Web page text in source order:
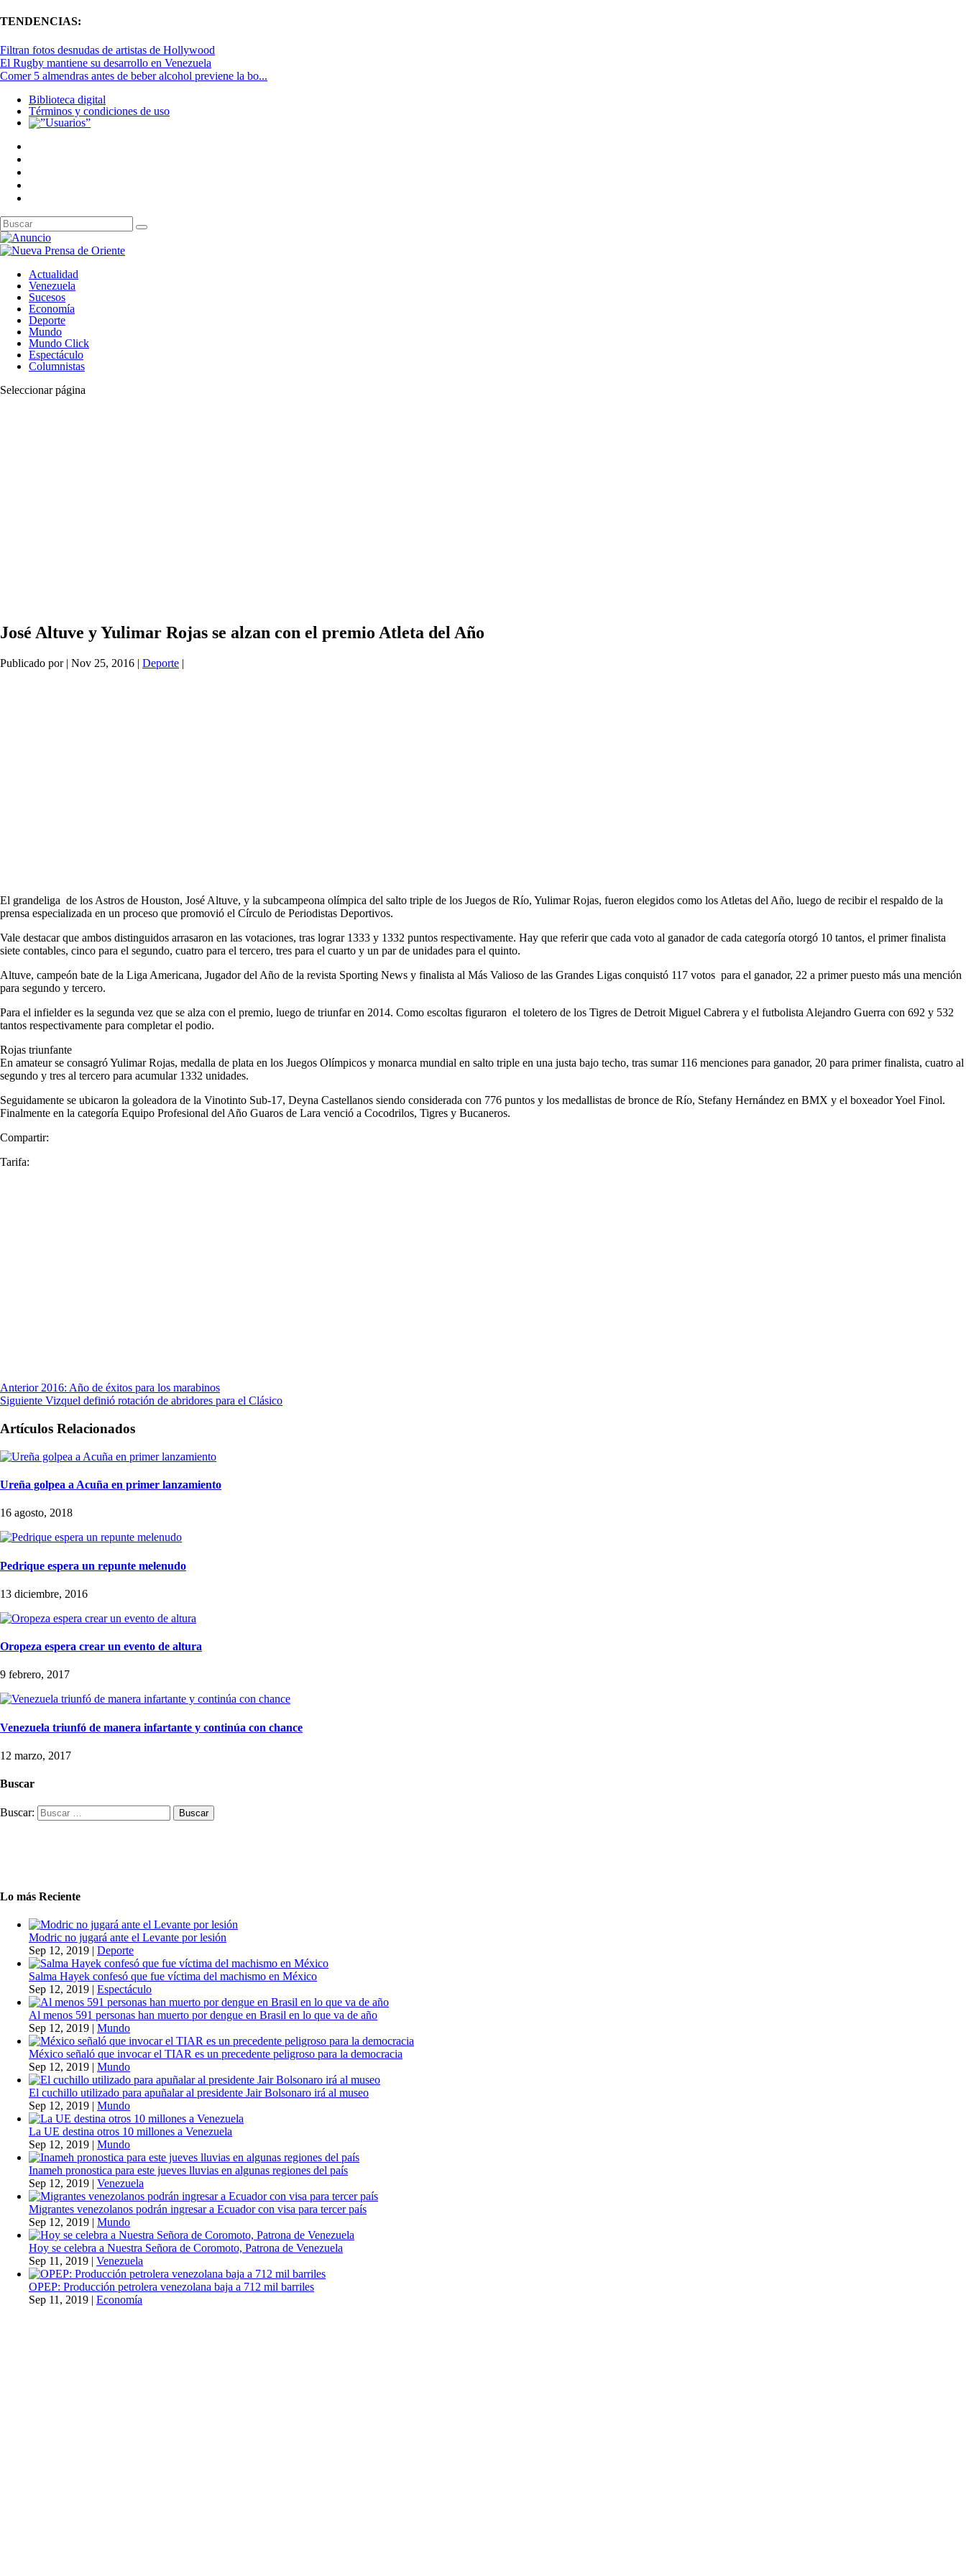
TENDENCIAS:
Filtran fotos desnudas de artistas de Hollywood
El Rugby mantiene su desarrollo en Venezuela
Comer 5 almendras antes de beber alcohol previene la bo...
Biblioteca digital
Términos y condiciones de uso
Actualidad
Venezuela
Sucesos
Economía
Deporte
Mundo
Mundo Click
Espectáculo
Columnistas
Seleccionar página
José Altuve y Yulimar Rojas se alzan con el premio Atleta del Año
Publicado por | Nov 25, 2016 | Deporte |
El grandeliga de los Astros de Houston, José Altuve, y la subcampeona olímpica del salto triple de los Juegos de Río, Yulimar Rojas, fueron elegidos como los Atletas del Año, luego de recibir el respaldo de la
prensa especializada en un proceso que promovió el Círculo de Periodistas Deportivos.
Vale destacar que ambos distinguidos arrasaron en las votaciones, tras lograr 1333 y 1332 puntos respectivamente. Hay que referir que cada voto al ganador de cada categoría otorgó 10 tantos, el primer finalista
siete contables, cinco para el segundo, cuatro para el tercero, tres para el cuarto y un par de unidades para el quinto.
Altuve, campeón bate de la Liga Americana, Jugador del Año de la revista Sporting News y finalista al Más Valioso de las Grandes Ligas conquistó 117 votos para el ganador, 22 a primer puesto más una mención
para segundo y tercero.
Para el infielder es la segunda vez que se alza con el premio, luego de triunfar en 2014. Como escoltas figuraron el toletero de los Tigres de Detroit Miguel Cabrera y el futbolista Alejandro Guerra con 692 y 532
tantos respectivamente para completar el podio.
Rojas triunfante
En amateur se consagró Yulimar Rojas, medalla de plata en los Juegos Olímpicos y monarca mundial en salto triple en una justa bajo techo, tras sumar 116 menciones para ganador, 20 para primer finalista, cuatro al
segundo y tres al tercero para acumular 1332 unidades.
Seguidamente se ubicaron la goleadora de la Vinotinto Sub-17, Deyna Castellanos siendo considerada con 776 puntos y los medallistas de bronce de Río, Stefany Hernández en BMX y el boxeador Yoel Finol.
Finalmente en la categoría Equipo Profesional del Año Guaros de Lara venció a Cocodrilos, Tigres y Bucaneros.
Compartir:
Tarifa:
Anterior 2016: Año de éxitos para los marabinos
Siguiente Vizquel definió rotación de abridores para el Clásico
Artículos Relacionados
Ureña golpea a Acuña en primer lanzamiento
16 agosto, 2018
Pedrique espera un repunte melenudo
13 diciembre, 2016
Oropeza espera crear un evento de altura
9 febrero, 2017
Venezuela triunfó de manera infartante y continúa con chance
12 marzo, 2017
Buscar
Buscar:
Lo más Reciente
Modric no jugará ante el Levante por lesión
Sep 12, 2019 | Deporte
Salma Hayek confesó que fue víctima del machismo en México
Sep 12, 2019 | Espectáculo
Al menos 591 personas han muerto por dengue en Brasil en lo que va de año
Sep 12, 2019 | Mundo
México señaló que invocar el TIAR es un precedente peligroso para la democracia
Sep 12, 2019 | Mundo
El cuchillo utilizado para apuñalar al presidente Jair Bolsonaro irá al museo
Sep 12, 2019 | Mundo
La UE destina otros 10 millones a Venezuela
Sep 12, 2019 | Mundo
Inameh pronostica para este jueves lluvias en algunas regiones del país
Sep 12, 2019 | Venezuela
Migrantes venezolanos podrán ingresar a Ecuador con visa para tercer país
Sep 12, 2019 | Mundo
Hoy se celebra a Nuestra Señora de Coromoto, Patrona de Venezuela
Sep 11, 2019 | Venezuela
OPEP: Producción petrolera venezolana baja a 712 mil barriles
Sep 11, 2019 | Economía